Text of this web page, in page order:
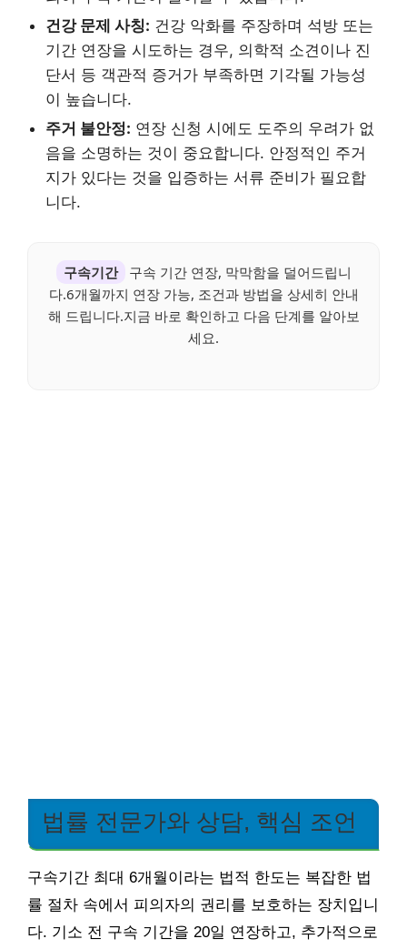
건강 문제 사칭: 건강 악화를 주장하며 석방 또는
기간 연장을 시도하는 경우, 의학적 소견이나 진
단서 등 객관적 증거가 부족하면 기각될 가능성
이 높습니다.
주거 불안정: 연장 신청 시에도 도주의 우려가 없
음을 소명하는 것이 중요합니다. 안정적인 주거
지가 있다는 것을 입증하는 서류 준비가 필요합
니다.
구속기간
구속 기간 연장, 막막함을 덜어드립니
다.6개월까지 연장 가능, 조건과 방법을 상세히 안내
해 드립니다.지금 바로 확인하고 다음 단계를 알아보
세요.
법률 전문가와 상담, 핵심 조언
구속기간 최대 6개월이라는 법적 한도는 복잡한 법
률 절차 속에서 피의자의 권리를 보호하는 장치입니
다. 기소 전 구속 기간을 20일 연장하고, 추가적으로